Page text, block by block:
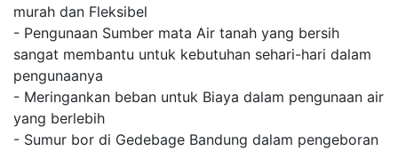
murah dan Fleksibel
- Pengunaan Sumber mata Air tanah yang bersih
sangat membantu untuk kebutuhan sehari-hari dalam
pengunaanya
- Meringankan beban untuk Biaya dalam pengunaan air
yang berlebih
- Sumur bor di Gedebage Bandung dalam pengeboran